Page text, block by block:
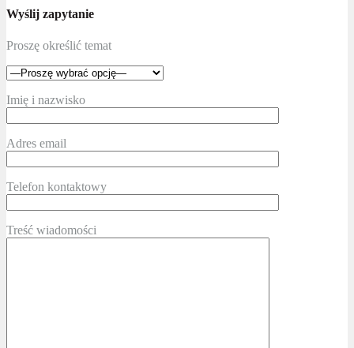
Wyślij zapytanie
Proszę określić temat
Imię i nazwisko
Adres email
Telefon kontaktowy
Treść wiadomości